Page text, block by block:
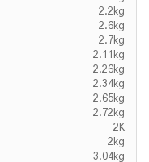
2.2kg
2.6kg
2.7kg
2.11kg
2.26kg
2.34kg
2.65kg
2.72kg
2K
2kg
3.04kg